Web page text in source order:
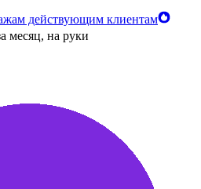
действующим клиентам
месяц, на руки